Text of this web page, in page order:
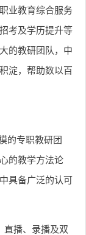
业教育综合服务
考及学历提升等
的教研团队，中
淀，帮助数以百
的专职教研团
的教学方法论
具备广泛的认可
直播、录播及双